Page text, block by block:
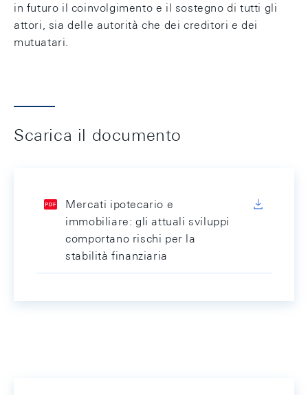
in futuro il coinvolgimento e il sostegno di tutti gli
attori, sia delle autorità che dei creditori e dei
mutuatari.
Scarica il documento
Mercati ipotecario e
immobiliare: gli attuali sviluppi
comportano rischi per la
stabilità finanziaria